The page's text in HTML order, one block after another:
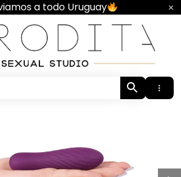
a todo Uruguay
• Sexual Studio •